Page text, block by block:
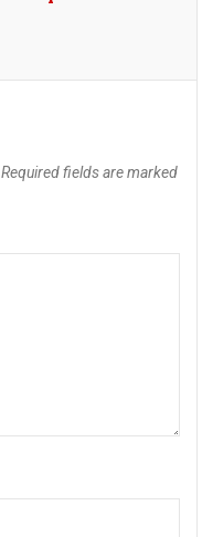
Required fields are marked